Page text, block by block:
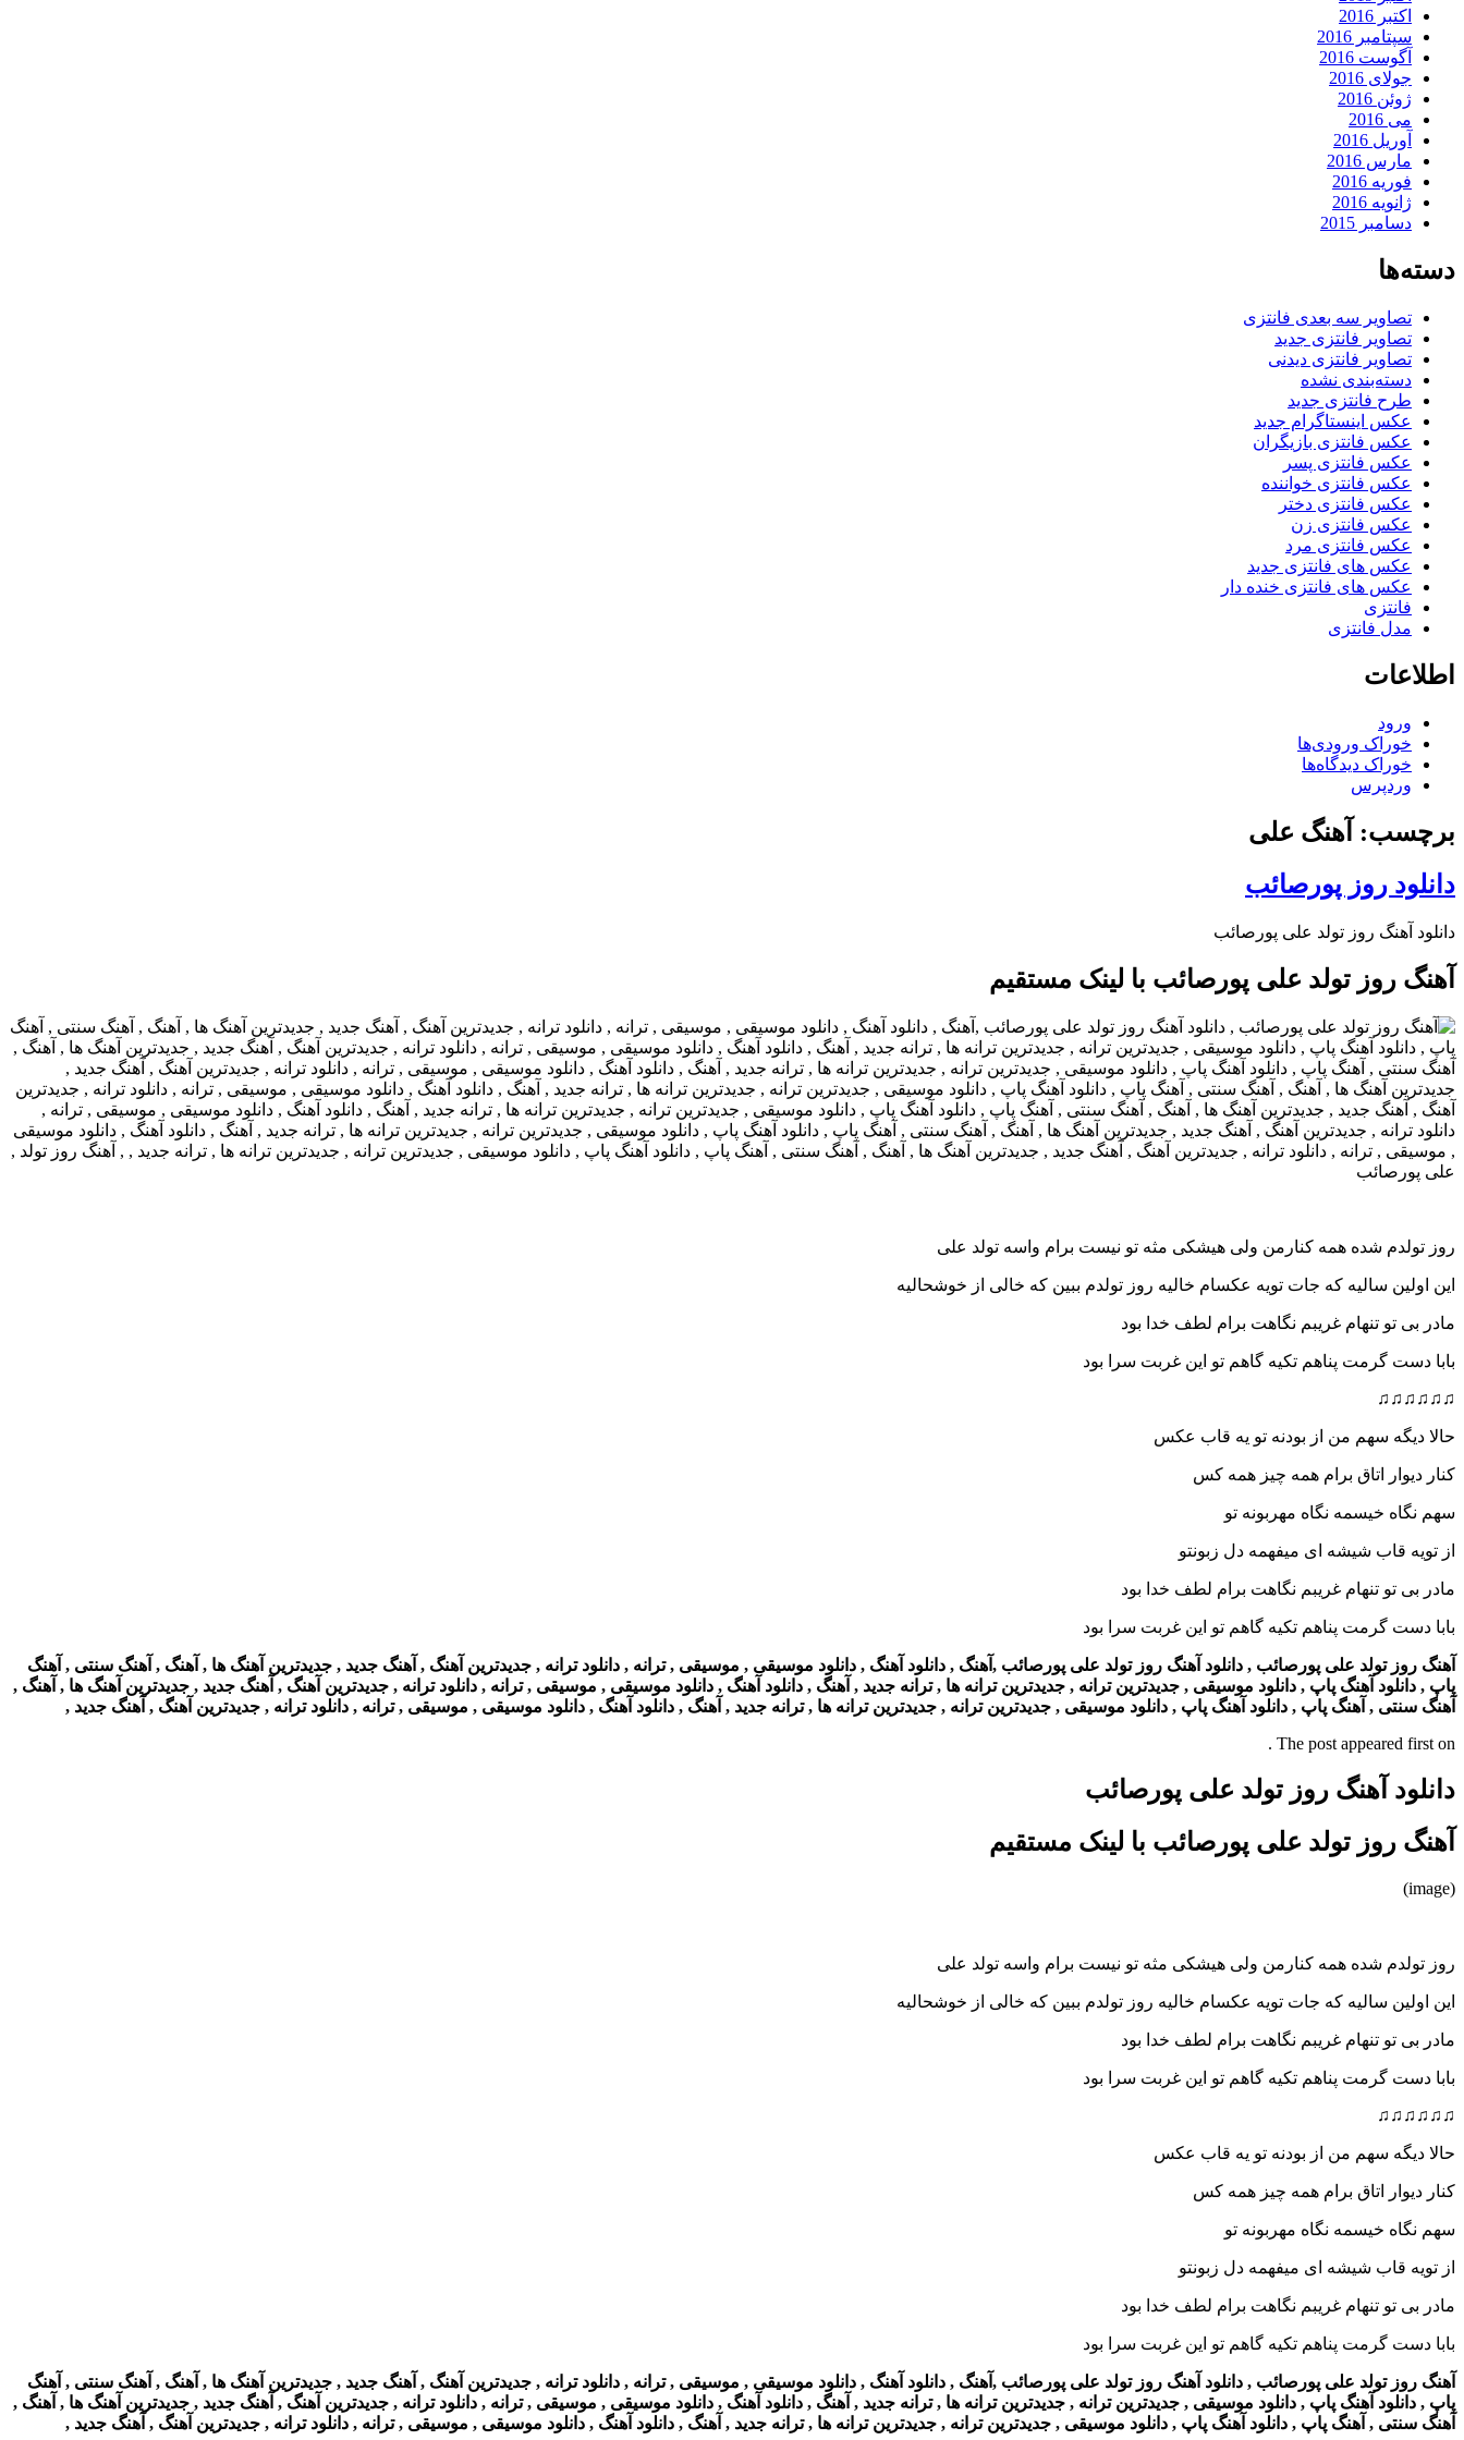
اکتبر 2016
سپتامبر 2016
آگوست 2016
جولای 2016
ژوئن 2016
می 2016
آوریل 2016
مارس 2016
فوریه 2016
ژانویه 2016
دسامبر 2015
دسته‌ها
تصاویر سه بعدی فانتزی
تصاویر فانتزی جدید
تصاویر فانتزی دیدنی
دسته‌بندی نشده
طرح فانتزی جدید
عکس اینستاگرام جدید
عکس فانتزی بازیگران
عکس فانتزی پسر
عکس فانتزی خواننده
عکس فانتزی دختر
عکس فانتزی زن
عکس فانتزی مرد
عکس های فانتزی جدید
عکس های فانتزی خنده دار
فانتزی
مدل فانتزی
اطلاعات
ورود
خوراک ورودی‌ها
خوراک دیدگاه‌ها
وردپرس
برچسب: آهنگ علی
دانلود روز پورصائب
دانلود آهنگ روز تولد علی پورصائب
آهنگ روز تولد علی پورصائب با لینک مستقیم
روز تولدم شده همه کنارمن ولی هیشکی مثه تو نیست برام واسه تولد علی
این اولین سالیه که جات تویه عکسام خالیه روز تولدم ببین که خالی از خوشحالیه
مادر بی تو تنهام غریبم نگاهت برام لطف خدا بود
بابا دست گرمت پناهم تکیه گاهم تو این غربت سرا بود
♫♫♫♫♫♫
حالا دیگه سهم من از بودنه تو یه قاب عکس
کنار دیوار اتاق برام همه چیز همه کس
سهم نگاه خیسمه نگاه مهربونه تو
از تویه قاب شیشه ای میفهمه دل زبونتو
مادر بی تو تنهام غریبم نگاهت برام لطف خدا بود
بابا دست گرمت پناهم تکیه گاهم تو این غربت سرا بود
آهنگ روز تولد علی پورصائب , دانلود آهنگ روز تولد علی پورصائب ,آهنگ , دانلود آهنگ , دانلود موسیقی , موسیقی , ترانه , دانلود ترانه , جدیدترین آهنگ , آهنگ جدید , جدیدترین آهنگ ها , آهنگ , آهنگ سنتی , آهنگ
پاپ , دانلود آهنگ پاپ , دانلود موسیقی , جدیدترین ترانه , جدیدترین ترانه ها , ترانه جدید , آهنگ , دانلود آهنگ , دانلود موسیقی , موسیقی , ترانه , دانلود ترانه , جدیدترین آهنگ , آهنگ جدید , جدیدترین آهنگ ها , آهنگ ,
آهنگ سنتی , آهنگ پاپ , دانلود آهنگ پاپ , دانلود موسیقی , جدیدترین ترانه , جدیدترین ترانه ها , ترانه جدید , آهنگ , دانلود آهنگ , دانلود موسیقی , موسیقی , ترانه , دانلود ترانه , جدیدترین آهنگ , آهنگ جدید ,
The post appeared first on .
دانلود آهنگ روز تولد علی پورصائب
آهنگ روز تولد علی پورصائب با لینک مستقیم
(image)
روز تولدم شده همه کنارمن ولی هیشکی مثه تو نیست برام واسه تولد علی
این اولین سالیه که جات تویه عکسام خالیه روز تولدم ببین که خالی از خوشحالیه
مادر بی تو تنهام غریبم نگاهت برام لطف خدا بود
بابا دست گرمت پناهم تکیه گاهم تو این غربت سرا بود
♫♫♫♫♫♫
حالا دیگه سهم من از بودنه تو یه قاب عکس
کنار دیوار اتاق برام همه چیز همه کس
سهم نگاه خیسمه نگاه مهربونه تو
از تویه قاب شیشه ای میفهمه دل زبونتو
مادر بی تو تنهام غریبم نگاهت برام لطف خدا بود
بابا دست گرمت پناهم تکیه گاهم تو این غربت سرا بود
آهنگ روز تولد علی پورصائب , دانلود آهنگ روز تولد علی پورصائب ,آهنگ , دانلود آهنگ , دانلود موسیقی , موسیقی , ترانه , دانلود ترانه , جدیدترین آهنگ , آهنگ جدید , جدیدترین آهنگ ها , آهنگ , آهنگ سنتی , آهنگ
پاپ , دانلود آهنگ پاپ , دانلود موسیقی , جدیدترین ترانه , جدیدترین ترانه ها , ترانه جدید , آهنگ , دانلود آهنگ , دانلود موسیقی , موسیقی , ترانه , دانلود ترانه , جدیدترین آهنگ , آهنگ جدید , جدیدترین آهنگ ها , آهنگ ,
آهنگ سنتی , آهنگ پاپ , دانلود آهنگ پاپ , دانلود موسیقی , جدیدترین ترانه , جدیدترین ترانه ها , ترانه جدید , آهنگ , دانلود آهنگ , دانلود موسیقی , موسیقی , ترانه , دانلود ترانه , جدیدترین آهنگ , آهنگ جدید ,